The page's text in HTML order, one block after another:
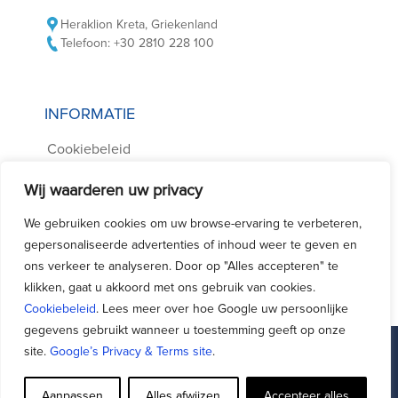
Wij waarderen uw privacy
We gebruiken cookies om uw browse-ervaring te verbeteren,
gepersonaliseerde advertenties of inhoud weer te geven en
ons verkeer te analyseren. Door op "Alles accepteren" te
klikken, gaat u akkoord met ons gebruik van cookies.
Cookiebeleid. Lees meer over hoe Google uw persoonlijke
gegevens gebruikt wanneer u toestemming geeft op onze
site. Google’s Privacy & Terms site.
Heraklion Kreta, Griekenland
Telefoon: +30 2810 228 100
INFORMATIE
Cookiebeleid
Voorwaarden Autoverhuur
Vaak gestelde vragen
Facebook